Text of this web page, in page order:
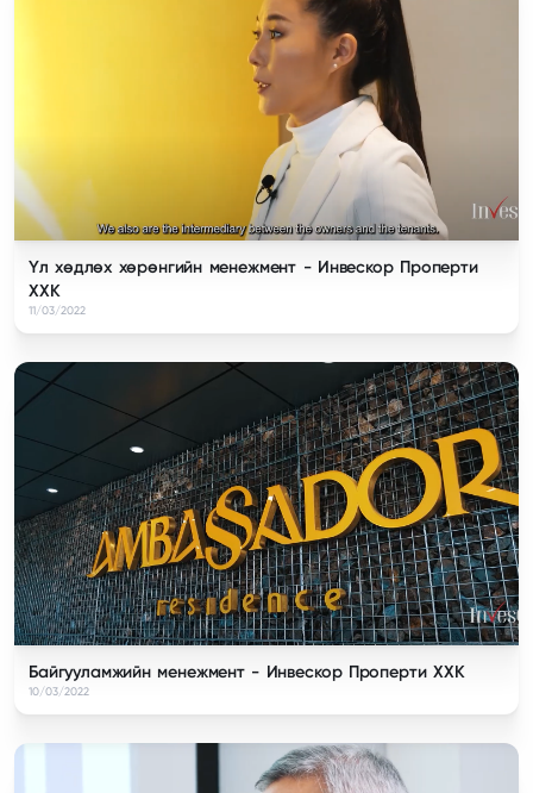
11/03/2022
Үл хөдлөх хөрөнгийн менежмент - Инвескор Проперти
ХХК
10/03/2022
Байгууламжийн менежмент - Инвескор Проперти ХХК